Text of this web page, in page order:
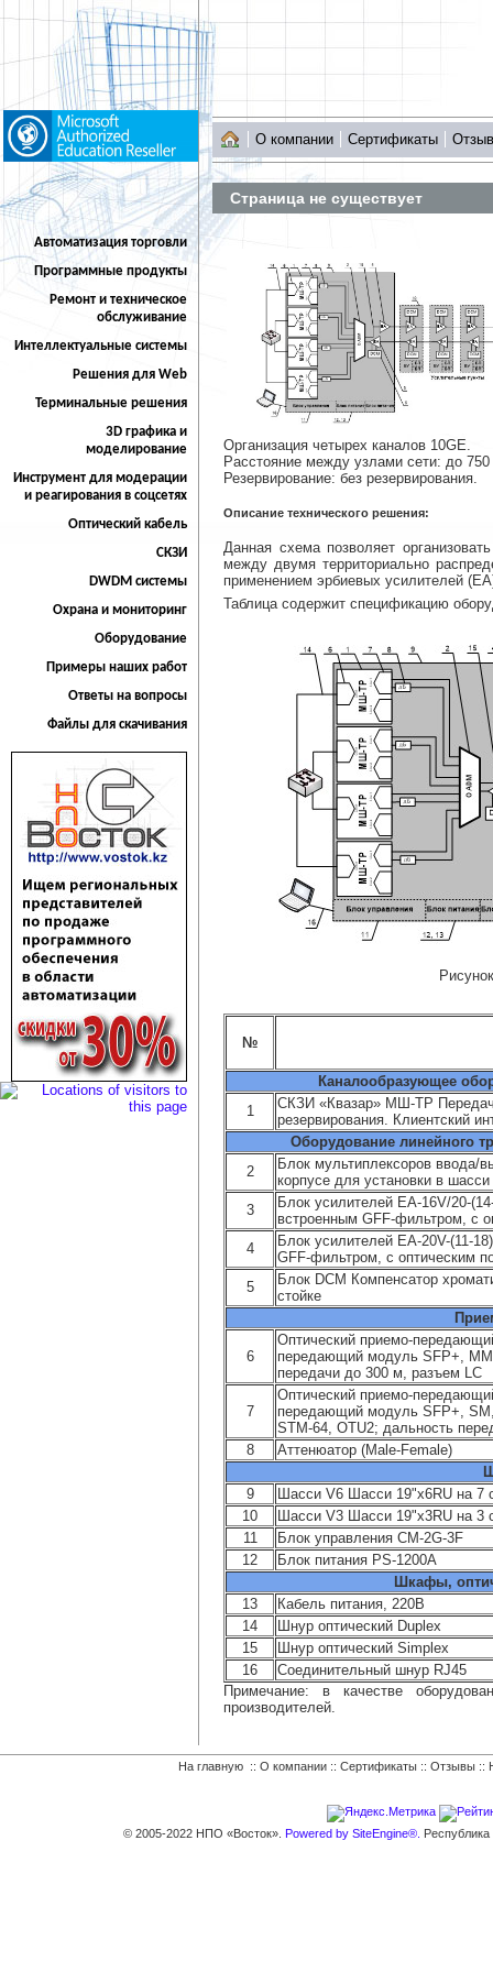
Автоматизация торговли
Программные продукты
Ремонт и техническое
обслуживание
Интеллектуальные системы
Решения для Web
Терминальные решения
3D графика и
моделирование
Инструмент для модерации
и реагирования в соцсетях
Оптический кабель
СКЗИ
DWDM системы
Охрана и мониторинг
Оборудование
Примеры наших работ
Ответы на вопросы
Файлы для скачивания
О компании Сертификаты
Страница не существует
Организация четырех каналов 10GE.
Расстояние между узлами сети: до
Резервирование: без резервирования.
Описание технического решения:
Данная схема позволяет
между двумя территориально
применением эрбиевых усилителей
Таблица содержит спецификацию
№
Каналообразующее
1
СКЗИ «Квазар» МШ-ТР
резервирования. Клиентский
Оборудование линейного
2
Блок мультиплексоров ввода/
корпусе для установки в
3
Блок усилителей EA-16V/20-
встроенным GFF-фильтром, c
4
Блок усилителей EA-20V-(11-
GFF-фильтром, c оптическим
5
Блок DCM Компенсатор
стойке
6
Оптический приемо-
передающий модуль SFP+,
передачи до 300 м, разъем LC
7
Оптический приемо-
передающий модуль SFP+,
STM-64, OTU2; дальность
8
Аттенюатор (Male-Female)
9
Шасси V6 Шасси 19"x6RU на 7
10
Шасси V3 Шасси 19"x3RU на 3
11
Блок управления CM-2G-3F
12
Блок питания PS-1200A
Шкафы,
13
Кабель питания, 220В
14
Шнур оптический Duplex
15
Шнур оптический Simplex
16
Соединительный шнур RJ45
Примечание: в качестве
производителей.
На главную :: О компании :: Сертификаты :: Отзывы ::
© 2005-2022 НПО «Восток». Powered by SiteEngine®.